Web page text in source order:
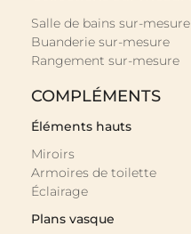
Salle de bains sur-mesure
Buanderie sur-mesure
Rangement sur-mesure
COMPLÉMENTS
Éléments hauts
Miroirs
Armoires de toilette
Éclairage
Plans vasque